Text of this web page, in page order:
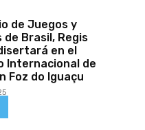
de Juegos y
Brasil, Regis
en el
Internacional de
Foz do Iguaçu